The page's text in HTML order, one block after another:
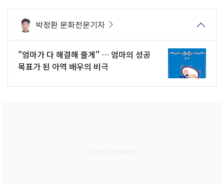
박정환 문화전문기자
"엄마가 다 해결해 줄게" … 엄마의 성공
목표가 된 아역 배우의 비극